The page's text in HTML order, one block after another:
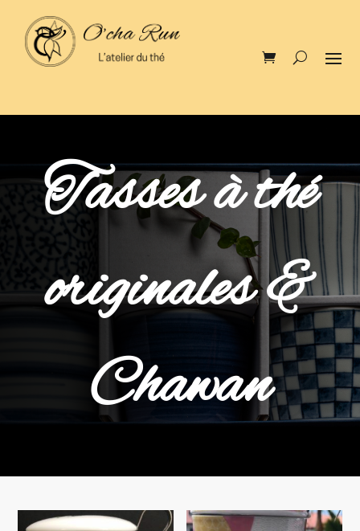
Tasses à thé
originales &
Chawan